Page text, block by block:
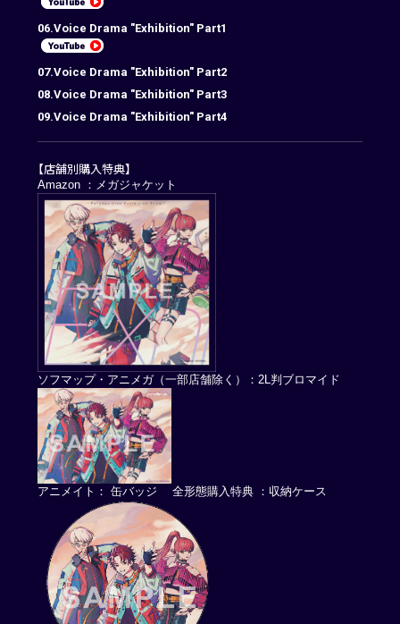
06.Voice Drama "Exhibition" Part1
07.Voice Drama "Exhibition" Part2
08.Voice Drama "Exhibition" Part3
09.Voice Drama "Exhibition" Part4
【店舗別購入特典】
Amazon ：メガジャケット
ソフマップ・アニメガ（一部店舗除く）：2L判ブロマイド
アニメイト： 缶バッジ 全形態購入特典 ：収納ケース